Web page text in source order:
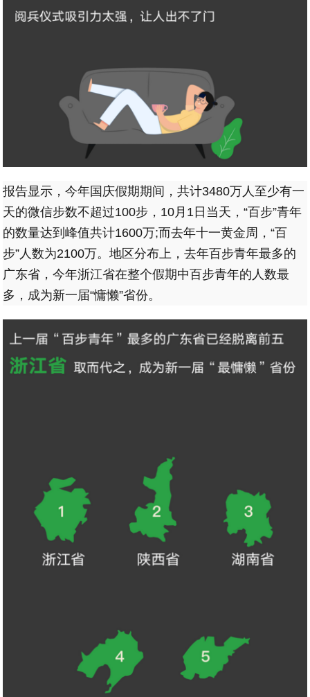
报告显示，今年国庆假期期间，共计3480万人至少有一
天的微信步数不超过100步，10月1日当天，“百步”青年
的数量达到峰值共计1600万;而去年十一黄金周，“百
步”人数为2100万。地区分布上，去年百步青年最多的
广东省，今年浙江省在整个假期中百步青年的人数最
多，成为新一届“慵懒”省份。